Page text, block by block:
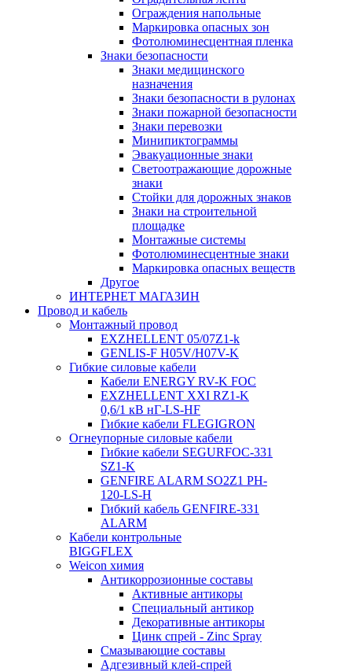
Ограждения напольные
Маркировка опасных зон
Фотолюминесцентная пленка
Знаки безопасности
Знаки медицинского
назначения
Знаки безопасности в рулонах
Знаки пожарной безопасности
Знаки перевозки
Минипиктограммы
Эвакуационные знаки
Светоотражающие дорожные
знаки
Стойки для дорожных знаков
Знаки на строительной
площадке
Монтажные системы
Фотолюминесцентные знаки
Маркировка опасных веществ
Другое
ИНТЕРНЕТ МАГАЗИН
Провод и кабель
Монтажный провод
EXZHELLENT 05/07Z1-k
GENLIS-F Н05V/H07V-K
Гибкие силовые кабели
Кабели ENERGY RV-K FOC
EXZHELLENT XXI RZ1-K
0,6/1 кВ нГ-LS-HF
Гибкие кабели FLEGIGRON
Огнеупорные силовые кабели
Гибкие кабели SEGURFOC-331
SZ1-K
GENFIRE ALARM SO2Z1 PH-
120-LS-H
Гибкий кабель GENFIRE-331
ALARM
Кабели контрольные
BIGGFLEX
Weicon химия
Антикоррозионные составы
Активные антикоры
Специальный антикор
Декоративные антикоры
Цинк спрей - Zinc Spray
Смазывающие составы
Адгезивный клей-спрей